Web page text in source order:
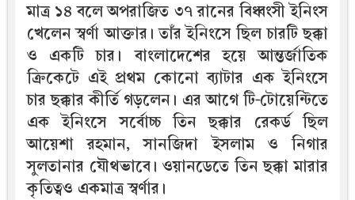
মাত্র ১৪ বলে অপরাজিত ৩৭ রানের বিধ্বংসী ইনিংস
খেলেন স্বর্ণা আক্তার। তাঁর ইনিংসে ছিল চারটি ছক্কা
ও একটি চার। বাংলাদেশের হয়ে আন্তর্জাতিক
ক্রিকেটে এই প্রথম কোনো ব্যাটার এক ইনিংসে
চার ছক্কার কীর্তি গড়লেন। এর আগে টি-টোয়েন্টিতে
এক ইনিংসে সর্বোচ্চ তিন ছক্কার রেকর্ড ছিল
আয়েশা রহমান, সানজিদা ইসলাম ও নিগার
সুলতানার যৌথভাবে। ওয়ানডেতে তিন ছক্কা মারার
কৃতিত্বও একমাত্র স্বর্ণার।